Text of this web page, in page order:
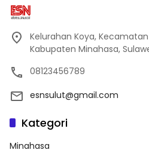
Kelurahan Koya,
Kabupaten Minahasa,
08123456789
esnsulut@gmail.com
Kategori
Minahasa